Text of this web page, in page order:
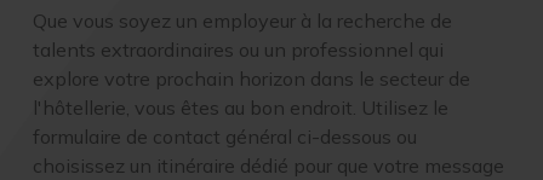
Que vous soyez un employeur à la recherche de
talents extraordinaires ou un professionnel qui
explore votre prochain horizon dans le secteur de
l'hôtellerie, vous êtes au bon endroit. Utilisez le
formulaire de contact général ci-dessous ou
choisissez un itinéraire dédié pour que votre message